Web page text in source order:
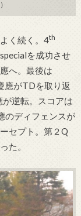
く続く。4th
を成功させ
へ。最後は
應がTDを取り返
逆転。スコアは
のディフェンスが
セプト。第２Q
た。